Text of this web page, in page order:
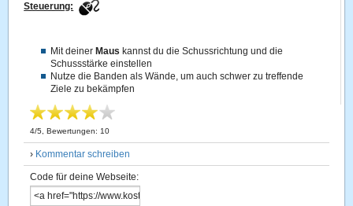
Steuerung:
Mit deiner Maus kannst du die Schussrichtung und die
Schussstärke einstellen
Nutze die Banden als Wände, um auch schwer zu treffende
Ziele zu bekämpfen
4/5 , Bewertungen: 10
› Kommentar schreiben
Code für deine Webseite: